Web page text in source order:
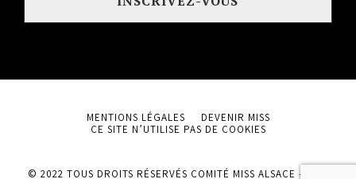
MENTIONS LÉGALES
DEVENIR MISS
CE SITE N’UTILISE PAS DE COOKIES
© 2022 TOUS DROITS RÉSERVÉS COMITÉ MISS ALSACE – SITE